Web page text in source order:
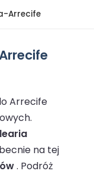
Arrecife
Arrecife
na tej
. Podróż